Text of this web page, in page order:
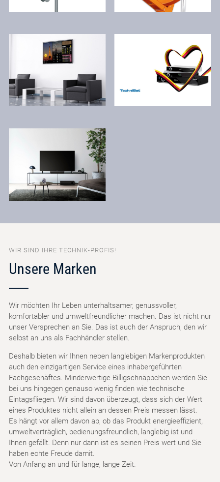
WIR SIND IHRE TECHNIK-PROFIS!
Unsere Marken
Wir möchten Ihr Leben unterhaltsamer, genussvoller,
komfortabler und umweltfreundlicher machen. Das ist nicht nur
unser Versprechen an Sie. Das ist auch der Anspruch, den wir
selbst an uns als Fachhändler stellen.
Deshalb bieten wir Ihnen neben langlebigen Markenprodukten
auch den einzigartigen Service eines inhabergeführten
Fachgeschäftes. Minderwertige Billigschnäppchen werden Sie
bei uns hingegen genauso wenig finden wie technische
Eintagsfliegen. Wir sind davon überzeugt, dass sich der Wert
eines Produktes nicht allein an dessen Preis messen lässt.
Es hängt vor allem davon ab, ob das Produkt energieeffizient,
umweltverträglich, bedienungsfreundlich, langlebig ist und
Ihnen gefällt. Denn nur dann ist es seinen Preis wert und Sie
haben echte Freude damit.
Von Anfang an und für lange, lange Zeit.